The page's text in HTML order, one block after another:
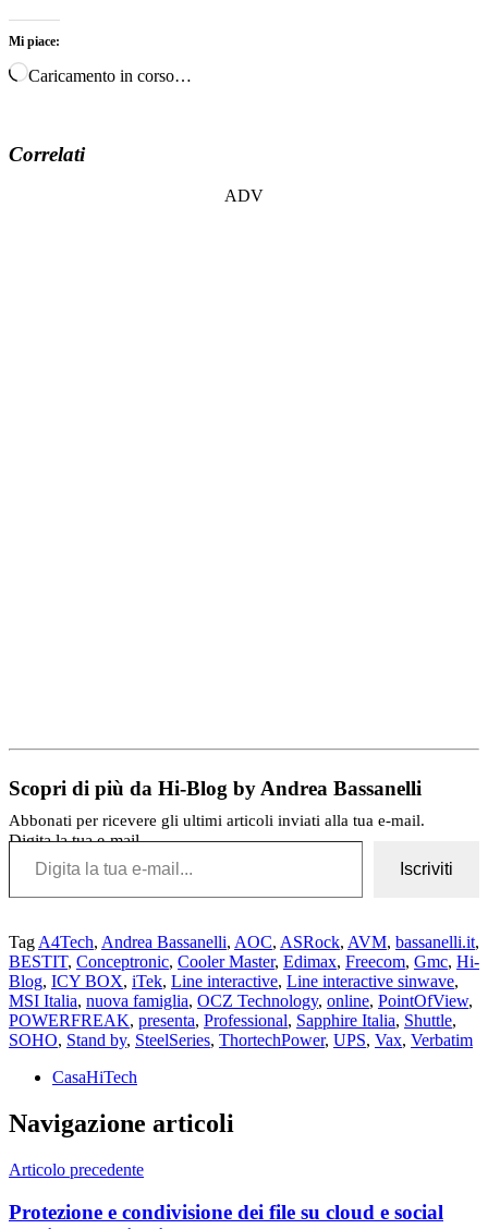
Mi piace:
Caricamento in corso…
Correlati
ADV
Scopri di più da Hi-Blog by Andrea Bassanelli
Abbonati per ricevere gli ultimi articoli inviati alla tua e-mail.
Digita la tua e-mail...
Iscriviti
Tag A4Tech, Andrea Bassanelli, AOC, ASRock, AVM, bassanelli.it,
BESTIT, Conceptronic, Cooler Master, Edimax, Freecom, Gmc, Hi-
Blog, ICY BOX, iTek, Line interactive, Line interactive sinwave,
MSI Italia, nuova famiglia, OCZ Technology, online, PointOfView,
POWERFREAK, presenta, Professional, Sapphire Italia, Shuttle,
SOHO, Stand by, SteelSeries, ThortechPower, UPS, Vax, Verbatim
CasaHiTech
Navigazione articoli
Articolo precedente
Protezione e condivisione dei file su cloud e social